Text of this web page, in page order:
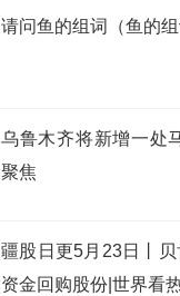
请问鱼的组词（鱼的组
乌鲁木齐将新增一处
聚焦
疆股日更5月23日丨
资金回购股份|世界看